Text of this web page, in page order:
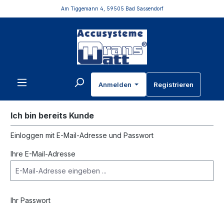
Am Tiggemann 4, 59505 Bad Sassendorf
Anmelden Registrieren
Ich bin bereits Kunde
Einloggen mit E-Mail-Adresse und Passwort
Ihre E-Mail-Adresse
Ihr Passwort